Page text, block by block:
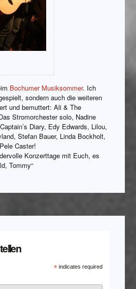
Bochumer Musiksommer. Ich
sondern auch die weiteren
und bemuttert: Ali & The
Stromorchester solo, Nadine
Diary, Edy Edwards, Lilou,
Stefan Bauer, Linda Bockholt,
Caster!
Konzerttage mit Euch, es
Tommy“
* indicates required